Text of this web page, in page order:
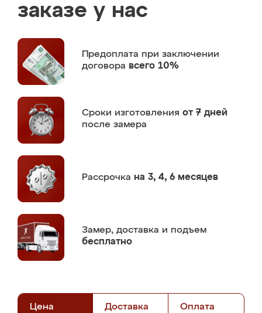
заказе у нас
Предоплата при заключении
договора всего 10%
Сроки изготовления от 7 дней
после замера
Рассрочка на 3, 4, 6 месяцев
Замер, доставка и подъем
бесплатно
Цена Доставка Оплата